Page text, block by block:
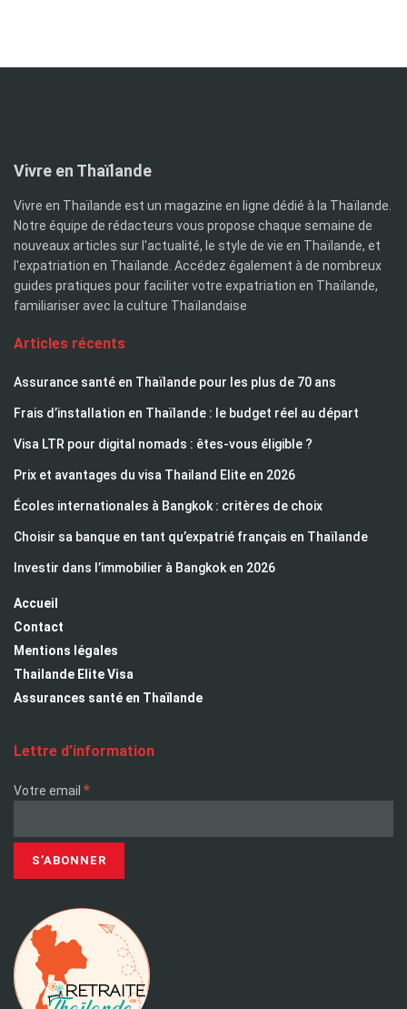
Vivre en Thaïlande
Vivre en Thaïlande est un magazine en ligne dédié à la Thaïlande.
Notre équipe de rédacteurs vous propose chaque semaine de
nouveaux articles sur l'actualité, le style de vie en Thaïlande, et
l'expatriation en Thaïlande. Accédez également à de nombreux
guides pratiques pour faciliter votre expatriation en Thaïlande,
familiariser avec la culture Thaïlandaise
Articles récents
Assurance santé en Thaïlande pour les plus de 70 ans
Frais d’installation en Thaïlande : le budget réel au départ
Visa LTR pour digital nomads : êtes-vous éligible ?
Prix et avantages du visa Thailand Elite en 2026
Écoles internationales à Bangkok : critères de choix
Choisir sa banque en tant qu’expatrié français en Thaïlande
Investir dans l’immobilier à Bangkok en 2026
Accueil
Contact
Mentions légales
Thailande Elite Visa
Assurances santé en Thaïlande
Lettre d’information
Votre email *